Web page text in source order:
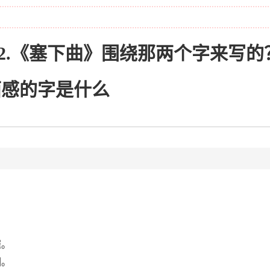
《塞下曲》围绕那两个字来写的
的字是什么